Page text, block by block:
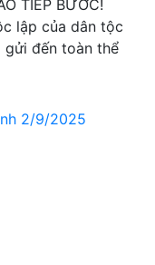
TIẾP BƯỚC!
lập của dân tộc
gửi đến toàn thể